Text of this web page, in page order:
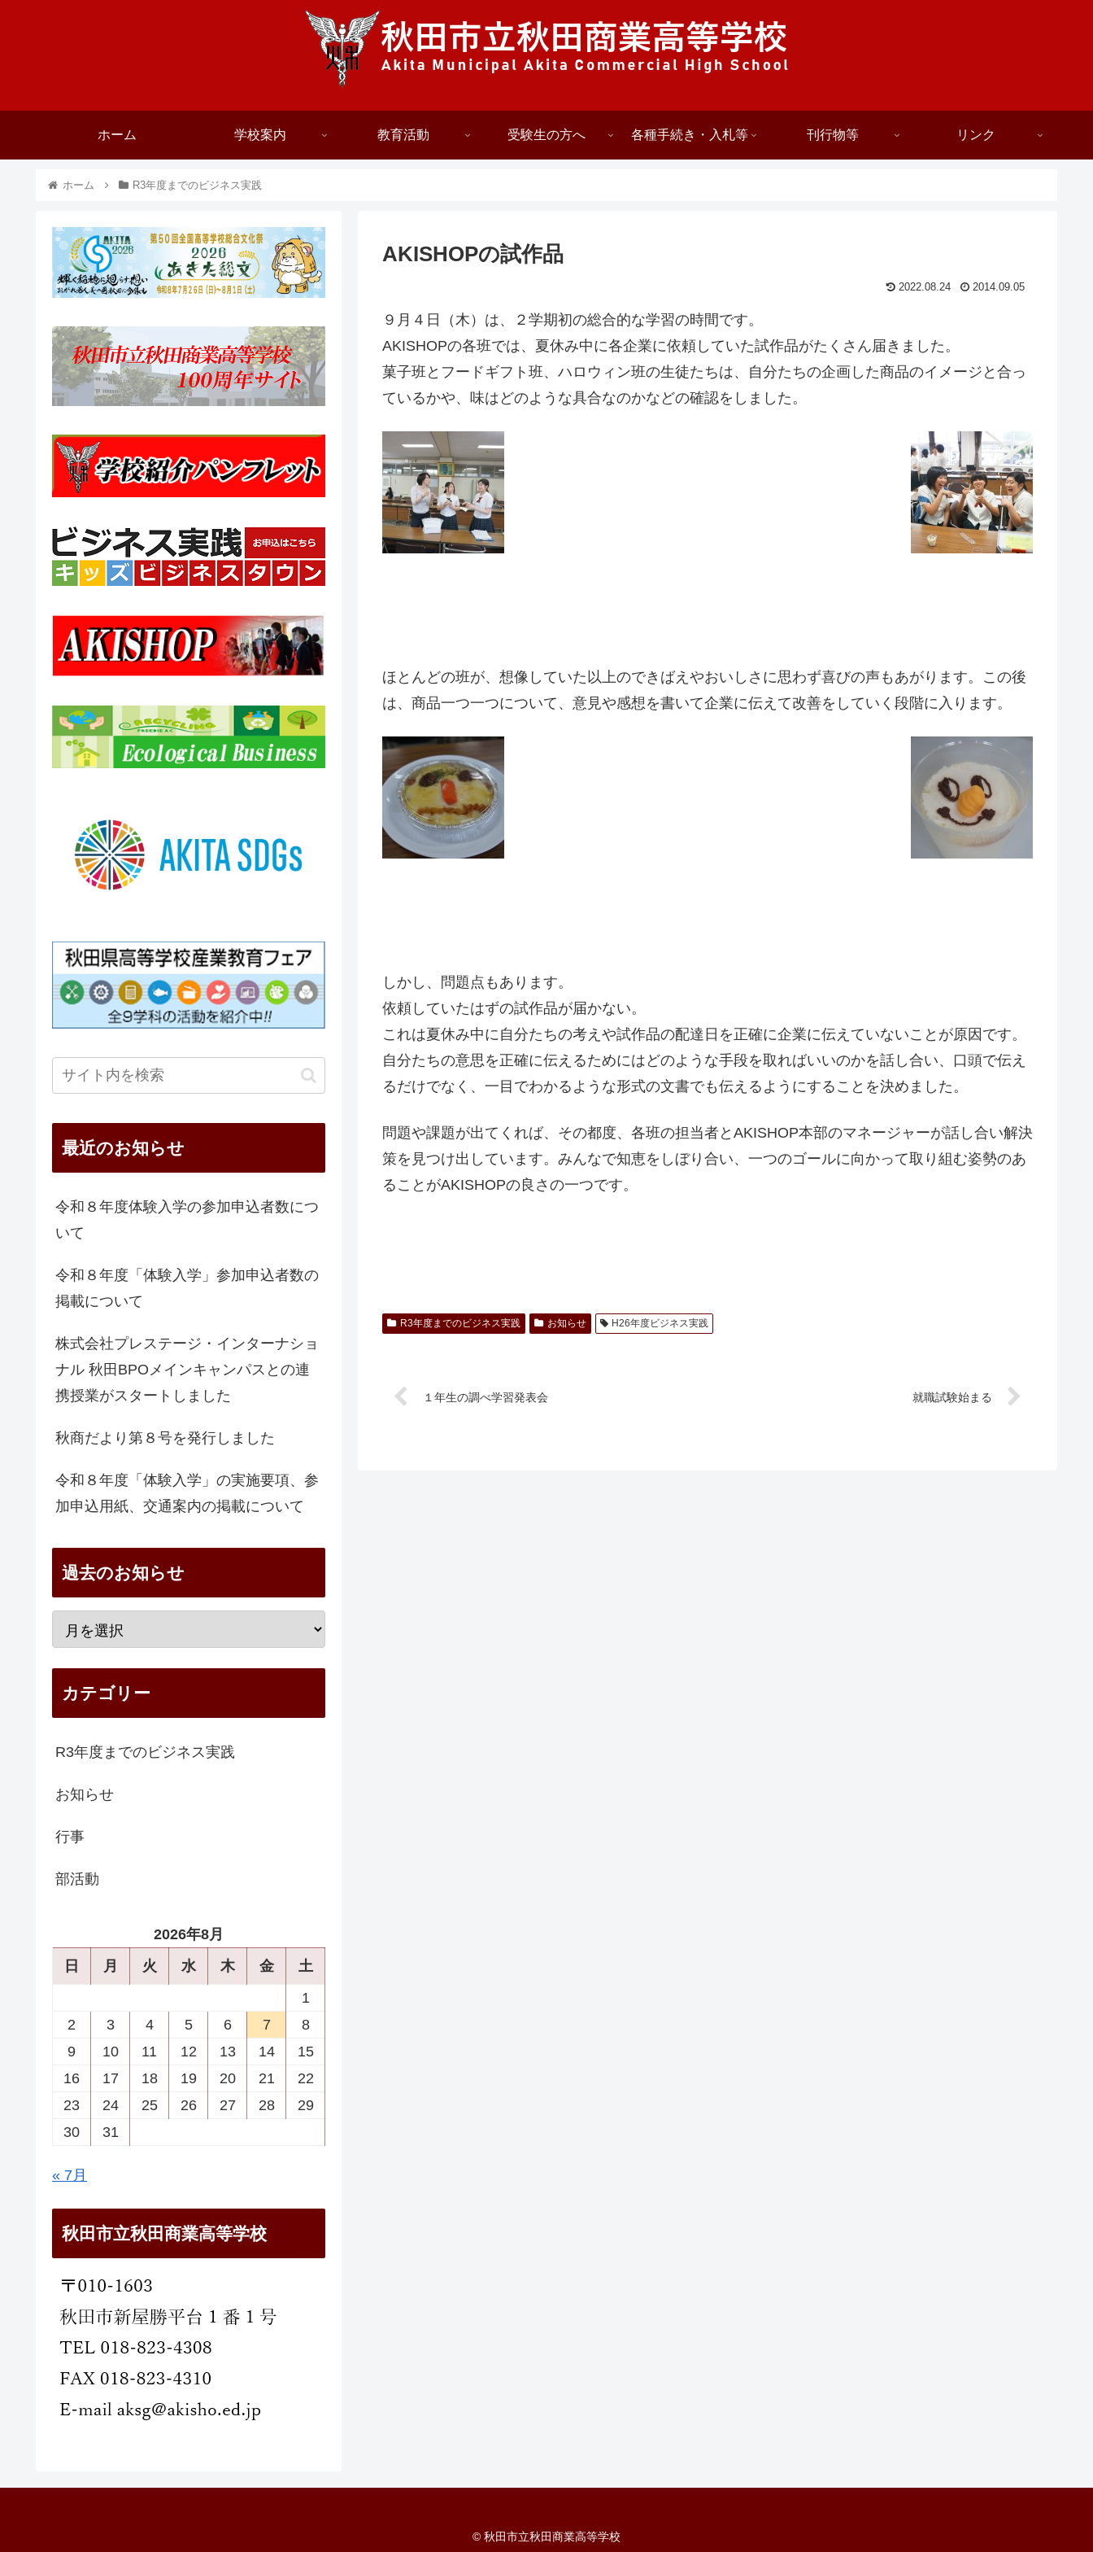
ホーム 学校案内 教育活動 受験生の方へ 各種手続き・入札等 刊行物等 リンク
ホーム R3年度までのビジネス実践
AKISHOPの試作品
2022.08.24 2014.09.05
９月４日（木）は、２学期初の総合的な学習の時間です。
AKISHOPの各班では、夏休み中に各企業に依頼していた試作品がたくさん届きました。
菓子班とフードギフト班、ハロウィン班の生徒たちは、自分たちの企画した商品のイメージと合っ
ているかや、味はどのような具合なのかなどの確認をしました。
ほとんどの班が、想像していた以上のできばえやおいしさに思わず喜びの声もあがります。この後
は、商品一つ一つについて、意見や感想を書いて企業に伝えて改善をしていく段階に入ります。
しかし、問題点もあります。
依頼していたはずの試作品が届かない。
これは夏休み中に自分たちの考えや試作品の配達日を正確に企業に伝えていないことが原因です。
自分たちの意思を正確に伝えるためにはどのような手段を取ればいいのかを話し合い、口頭で伝え
るだけでなく、一目でわかるような形式の文書でも伝えるようにすることを決めました。
問題や課題が出てくれば、その都度、各班の担当者とAKISHOP本部のマネージャーが話し合い解決
策を見つけ出しています。みんなで知恵をしぼり合い、一つのゴールに向かって取り組む姿勢のあ
ることがAKISHOPの良さの一つです。
R3年度までのビジネス実践 お知らせ H26年度ビジネス実践
１年生の調べ学習発表会 就職試験始まる
最近のお知らせ
令和８年度体験入学の参加申込者数につ
いて
令和８年度「体験入学」参加申込者数の
掲載について
株式会社プレステージ・インターナショ
ナル 秋田BPOメインキャンパスとの連
携授業がスタートしました
秋商だより第８号を発行しました
令和８年度「体験入学」の実施要項、参
加申込用紙、交通案内の掲載について
過去のお知らせ
カテゴリー
R3年度までのビジネス実践
お知らせ
行事
部活動
2026年8月
日
月 火 水 木 金
土
1
2
3 4 5 6 7
8
9
10 11 12 13 14
15
16
17 18 19 20 21
22
23
24 25 26 27 28
29
30
31
« 7月
秋田市立秋田商業高等学校
© 秋田市立秋田商業高等学校